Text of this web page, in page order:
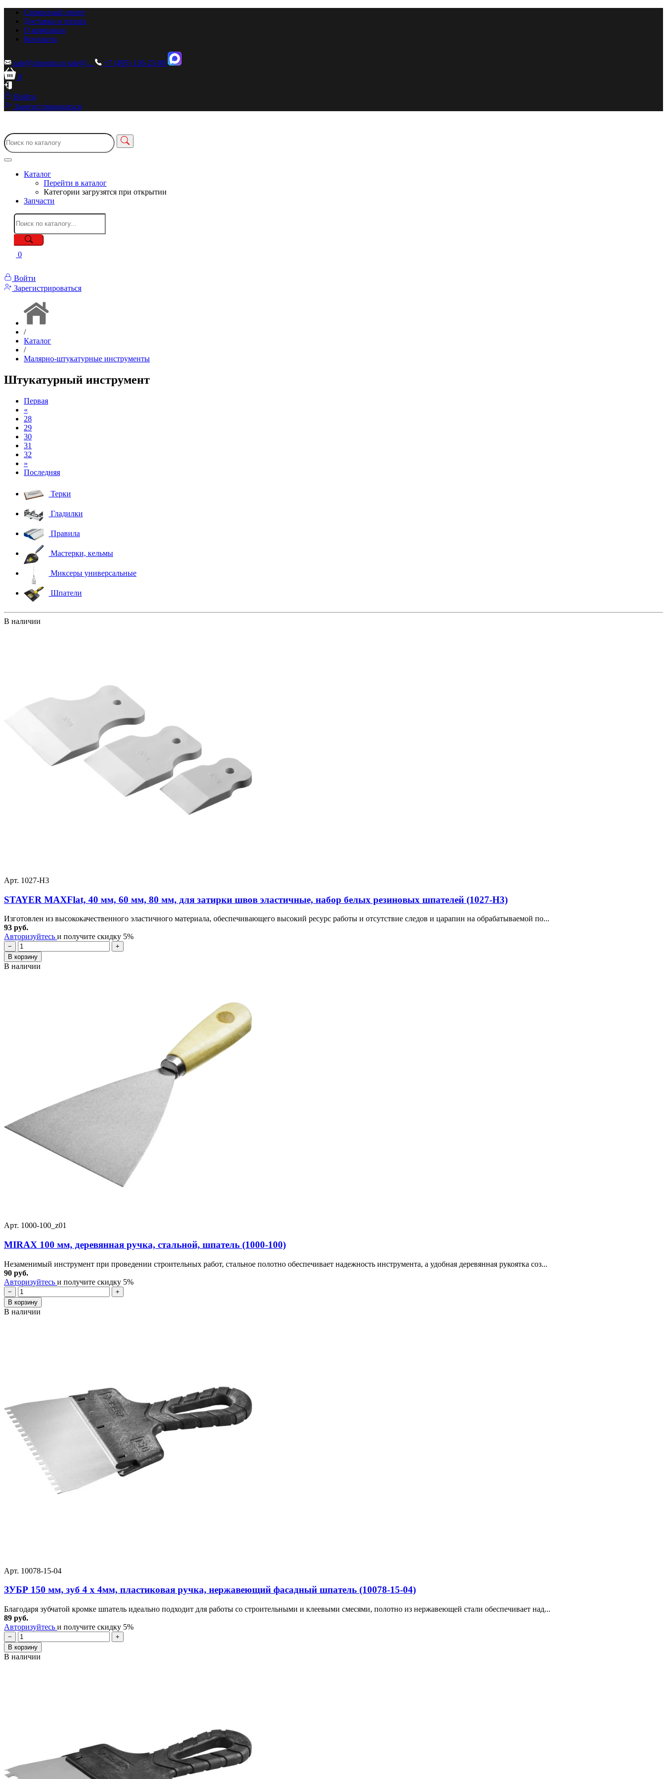
Сервисный центр
Доставка и оплата
О компании
Контакты
sale@zionstm.ru sale@...
+7 (495) 136-23-00
0
Войти
Зарегистрироваться
Каталог
Перейти в каталог
Категории загрузятся при открытии
Запчасти
0
Войти
Зарегистрироваться
/
Каталог
/
Малярно-штукатурные инструменты
Штукатурный инструмент
Первая
«
28
29
30
31
32
»
Последняя
Терки
Гладилки
Правила
Мастерки, кельмы
Миксеры универсальные
Шпатели
В наличии
Арт. 1027-H3
STAYER MAXFlat, 40 мм, 60 мм, 80 мм, для затирки швов эластичные, набор белых резиновых шпателей (1027-H3)
Изготовлен из высококачественного эластичного материала, обеспечивающего высокий ресурс работы и отсутствие следов и царапин на обрабатываемой по...
93 руб.
Авторизуйтесь и получите скидку 5%
−
+
В корзину
В наличии
Арт. 1000-100_z01
MIRAX 100 мм, деревянная ручка, стальной, шпатель (1000-100)
Незаменимый инструмент при проведении строительных работ, стальное полотно обеспечивает надежность инструмента, а удобная деревянная рукоятка соз...
90 руб.
Авторизуйтесь и получите скидку 5%
−
+
В корзину
В наличии
Арт. 10078-15-04
ЗУБР 150 мм, зуб 4 х 4мм, пластиковая ручка, нержавеющий фасадный шпатель (10078-15-04)
Благодаря зубчатой кромке шпатель идеально подходит для работы со строительными и клеевыми смесями, полотно из нержавеющей стали обеспечивает над...
89 руб.
Авторизуйтесь и получите скидку 5%
−
+
В корзину
В наличии